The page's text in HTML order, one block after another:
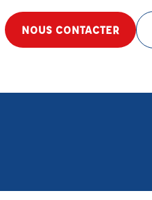
NOUS CONTACTER